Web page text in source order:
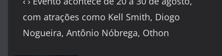
com atrações como Kell Smith, Diogo
Nogueira, Antônio Nóbrega, Othon